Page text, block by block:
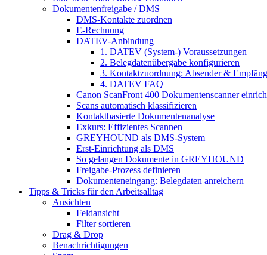
Dokumentenfreigabe / DMS
DMS-Kontakte zuordnen
E-Rechnung
DATEV-Anbindung
1. DATEV (System-) Voraussetzungen
2. Belegdatenübergabe konfigurieren
3. Kontaktzuordnung: Absender &
4. DATEV FAQ
Canon ScanFront 400 Dokumentenscanner
Scans automatisch klassifizieren
Kontaktbasierte Dokumentenanalyse
Exkurs: Effizientes Scannen
GREYHOUND als DMS-System
Erst-Einrichtung als DMS
So gelangen Dokumente in GREYHOUND
Freigabe-Prozess definieren
Dokumenteneingang: Belegdaten anreichern
Tipps & Tricks für den Arbeitsalltag
Ansichten
Feldansicht
Filter sortieren
Drag & Drop
Benachrichtigungen